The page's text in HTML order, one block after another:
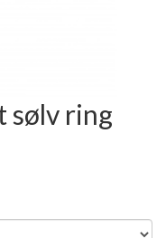
sølv ring